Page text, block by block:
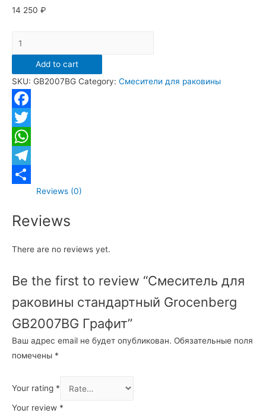
14 250 ₽
Смеситель
для
раковины
стандартный
Grocenberg
GB2007BG
Графит
quantity
Add to cart
SKU: GB2007BG Category: Смесители для раковины
Facebook
Twitter
WhatsApp
Telegram
ОтправитьReviews (0)
Reviews
There are no reviews yet.
Be the first to review “Смеситель для
раковины стандартный Grocenberg
GB2007BG Графит”
Ваш адрес email не будет опубликован. Обязательные поля
помечены *
Your rating *
Your review *